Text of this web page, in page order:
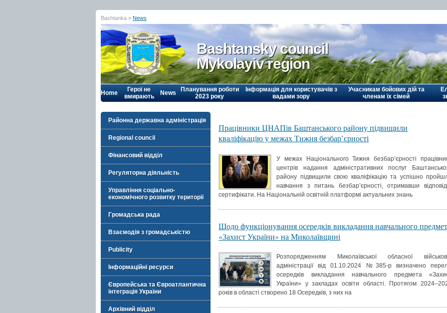
Bashtanka » News
Bashtansky council
Mykolayiv region
Home
Герої не
вмирають
News
Планування роботи
2023 року
Інформація для користувачів з
вадами зору
Учасникам бойових дій та
членам їх сімей
Районна державна адміністрація
Regional council
Фінансовий відділ
Регуляторна діяльність
Управління соціально-
економічного розвитку території
Громадська рада
Взаємодія з громадськістю
Publicity
Інформаційні ресурси
Європейська та Євроатлантична
інтеграція України
Архівний відділ
Працівники ЦНАПів Баштанського району підвищили
кваліфікацію у межах Тижня безбар’єрності
У межах Національного Тижня безбар’єрності
центрів надання адміністративних послуг
району підвищили свою кваліфікацію та успішно
навчання з питань безбар’єрності, отримавши
сертифікати. На Національній освітній платформі актуальних знань
Щодо функціонування осередків викладання навчального
«Захист України» на Миколаївщині
Розпорядженням Миколаївської обласної
адміністрації від 01.10.2024 №385-р визначено
осередків викладання навчального предмета
України» у закладах освіти області. Протягом
років в області створено 18 Осередків, з них на